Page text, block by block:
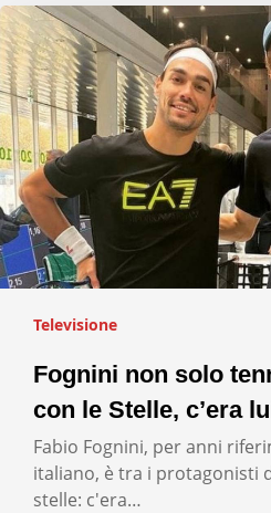
Televisione
Fognini non solo
con le Stelle, c’era
Fabio Fognini, per anni
italiano, è tra i protagonisti
stelle: c'era…